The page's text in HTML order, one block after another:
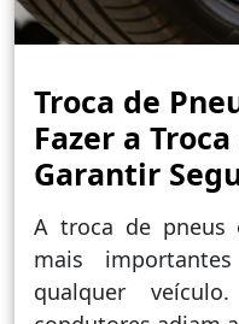
Troca de
Fazer a
Garantir
A troca de pneus
mais
qualquer